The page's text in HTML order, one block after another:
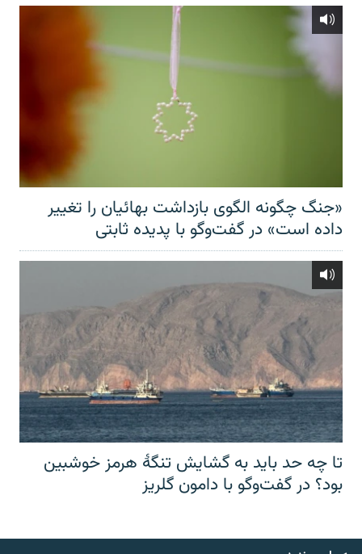
«جنگ چگونه الگوی بازداشت بهائیان را تغییر
داده است» در گفت‌وگو با پدیده ثابتی
تا چه حد باید به گشایش تنگهٔ هرمز خوشبین
بود؟ در گفت‌وگو با دامون گلریز